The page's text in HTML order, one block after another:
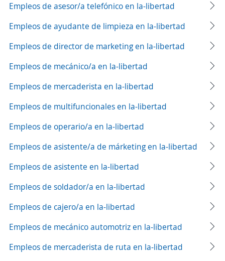
Empleos de asesor/a telefónico en la-libertad
Empleos de ayudante de limpieza en la-libertad
Empleos de director de marketing en la-libertad
Empleos de mecánico/a en la-libertad
Empleos de mercaderista en la-libertad
Empleos de multifuncionales en la-libertad
Empleos de operario/a en la-libertad
Empleos de asistente/a de márketing en la-libertad
Empleos de asistente en la-libertad
Empleos de soldador/a en la-libertad
Empleos de cajero/a en la-libertad
Empleos de mecánico automotriz en la-libertad
Empleos de mercaderista de ruta en la-libertad